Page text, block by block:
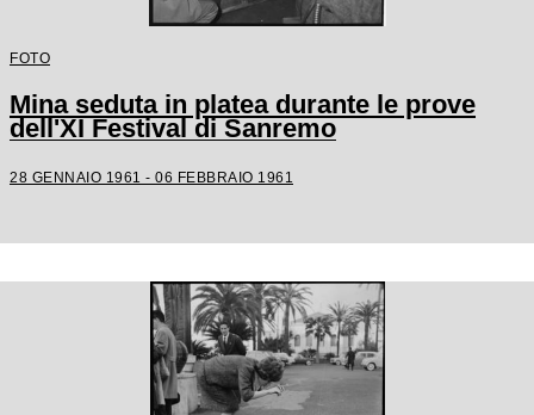
FOTO
Mina seduta in platea durante le prove
dell'XI Festival di Sanremo
28 GENNAIO 1961 - 06 FEBBRAIO 1961